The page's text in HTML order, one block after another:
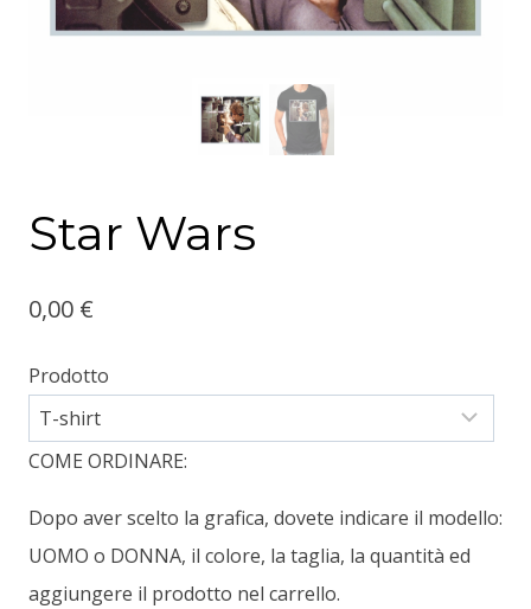
Star Wars
0,00 €
Prodotto
COME ORDINARE:
Dopo aver scelto la grafica, dovete indicare il modello:
UOMO o DONNA, il colore, la taglia, la quantità ed
aggiungere il prodotto nel carrello.